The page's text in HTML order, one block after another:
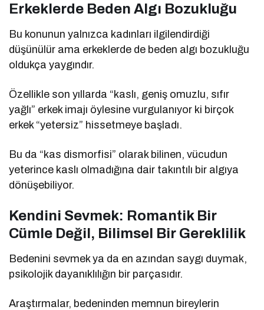
Erkeklerde Beden Algı Bozukluğu
Bu konunun yalnızca kadınları ilgilendirdiği
düşünülür ama erkeklerde de beden algı bozukluğu
oldukça yaygındır.
Özellikle son yıllarda “kaslı, geniş omuzlu, sıfır
yağlı” erkek imajı öylesine vurgulanıyor ki birçok
erkek “yetersiz” hissetmeye başladı.
Bu da “kas dismorfisi” olarak bilinen, vücudun
yeterince kaslı olmadığına dair takıntılı bir algıya
dönüşebiliyor.
Kendini Sevmek: Romantik Bir
Cümle Değil, Bilimsel Bir Gereklilik
Bedenini sevmek ya da en azından saygı duymak,
psikolojik dayanıklılığın bir parçasıdır.
Araştırmalar, bedeninden memnun bireylerin